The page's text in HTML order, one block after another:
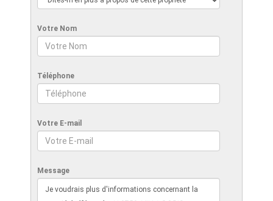
Votre Nom
Téléphone
Votre E-mail
Message